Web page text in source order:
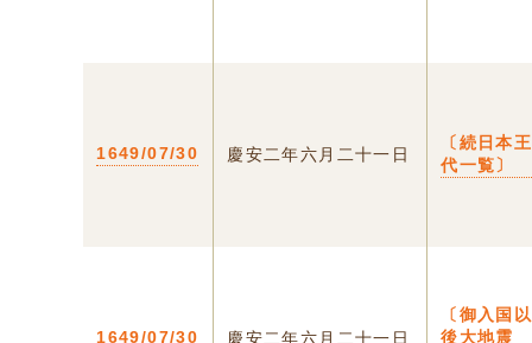
1649/07/30 慶安二年六月二十一日
〔続日本王
代一覧〕
1649/07/30 慶安二年六月二十一日
〔御入国以
後大地震